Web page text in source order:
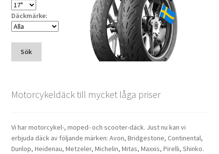
Däckmärke:
Sök
Motorcykeldäck till mycket låga priser
Vi har motorcykel-, moped- och scooter-däck. Just nu kan vi
erbjuda däck av följande märken: Avon, Bridgestone, Continental,
Dunlop, Heidenau, Metzeler, Michelin, Mitas, Maxxis, Pirelli, Shinko.